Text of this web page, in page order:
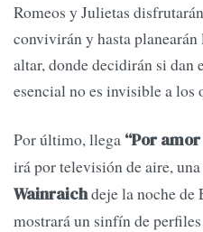
Romeos y Julietas
convivirán y hasta
altar, donde decidirán si dan
esencial no es invisible a los
Por último, llega “Por
irá por televisión de aire,
Wainraichdeje la noche de
mostrará un sinfín de